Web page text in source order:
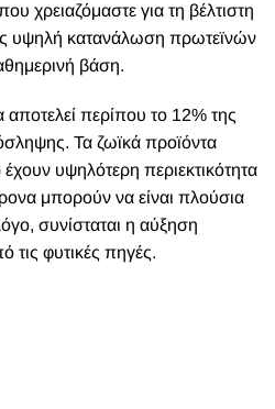
χρειαζόμαστε για τη βέλτιστη
υψηλή κατανάλωση πρωτεϊνών
βάση.
περίπου το 12% της
Τα ζωϊκά προϊόντα
υψηλότερη περιεκτικότητα
μπορούν να είναι πλούσια
συνίσταται η αύξηση
φυτικές πηγές.